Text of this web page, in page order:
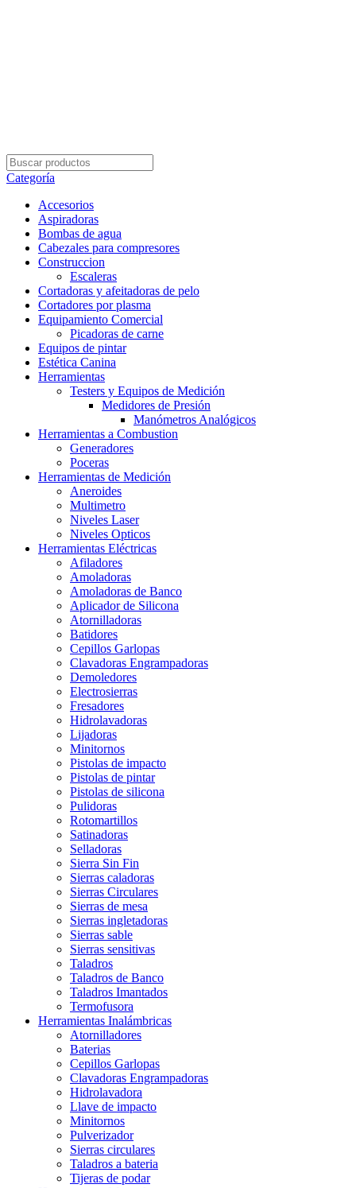
Categoría
Accesorios
Aspiradoras
Bombas de agua
Cabezales para compresores
Construccion
Escaleras
Cortadoras y afeitadoras de pelo
Cortadores por plasma
Equipamiento Comercial
Picadoras de carne
Equipos de pintar
Estética Canina
Herramientas
Testers y Equipos de Medición
Medidores de Presión
Manómetros Analógicos
Herramientas a Combustion
Generadores
Poceras
Herramientas de Medición
Aneroides
Multimetro
Niveles Laser
Niveles Opticos
Herramientas Eléctricas
Afiladores
Amoladoras
Amoladoras de Banco
Aplicador de Silicona
Atornilladoras
Batidores
Cepillos Garlopas
Clavadoras Engrampadoras
Demoledores
Electrosierras
Fresadores
Hidrolavadoras
Lijadoras
Minitornos
Pistolas de impacto
Pistolas de pintar
Pistolas de silicona
Pulidoras
Rotomartillos
Satinadoras
Selladoras
Sierra Sin Fin
Sierras caladoras
Sierras Circulares
Sierras de mesa
Sierras ingletadoras
Sierras sable
Sierras sensitivas
Taladros
Taladros de Banco
Taladros Imantados
Termofusora
Herramientas Inalámbricas
Atornilladores
Baterias
Cepillos Garlopas
Clavadoras Engrampadoras
Hidrolavadora
Llave de impacto
Minitornos
Pulverizador
Sierras circulares
Taladros a bateria
Tijeras de podar